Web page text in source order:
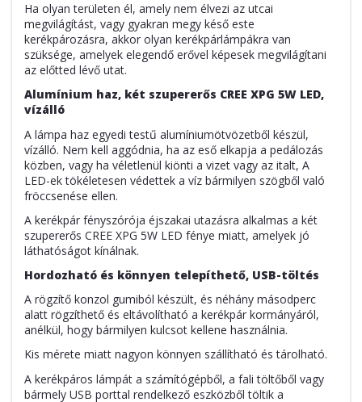
Ha olyan területen él, amely nem élvezi az utcai
megvilágítást, vagy gyakran megy késő este
kerékpározásra, akkor olyan kerékpárlámpákra van
szüksége, amelyek elegendő erővel képesek megvilágítani
az előtted lévő utat.
Alumínium haz, két szupererős CREE XPG 5W LED,
vízálló
A lámpa haz egyedi testű alumíniumötvözetből készül,
vízálló. Nem kell aggódnia, ha az eső elkapja a pedálozás
közben, vagy ha véletlenül kiönti a vizet vagy az italt, A
LED-ek tökéletesen védettek a víz bármilyen szögből való
fröccsenése ellen.
A kerékpár fényszórója éjszakai utazásra alkalmas a két
szupererős CREE XPG 5W LED fénye miatt, amelyek jó
láthatóságot kínálnak.
Hordozható és könnyen telepíthető, USB-töltés
A rögzítő konzol gumiból készült, és néhány másodperc
alatt rögzíthető és eltávolítható a kerékpár kormányáról,
anélkül, hogy bármilyen kulcsot kellene használnia.
Kis mérete miatt nagyon könnyen szállítható és tárolható.
A kerékpáros lámpát a számítógépből, a fali töltőből vagy
bármely USB porttal rendelkező eszközből töltik a